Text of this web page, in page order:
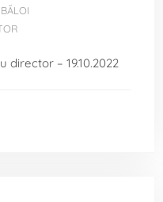
director – 19.10.2022